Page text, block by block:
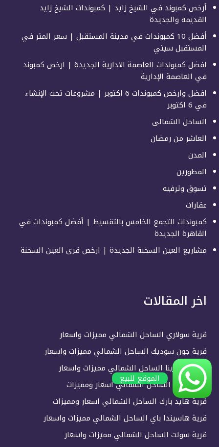
أرخص كمبوند في الشيخ زايد | كمبوندات الشيخ زايد
القديمه والجديدة
أفضل 10 كمبوندات في مدينة المستقبل | سعر المتر في
المستقبل سيتي
افضل كمبوندات العاصمة الادارية الجديدة | ارخص كمبوند
في العاصمة الإدارية
افضل وارخص كمبوندات 6 اكتوبر | مشروعات تحت الإنشاء
في 6 اكتوبر
الساحل الشمالى
العاشر من رمضان
المدن
المطورين
تسوق وترفيه
عقارات
كمبوندات التجمع الخامس بالتقسيط | أفضل كمبوندات في
القاهرة الجديدة
مشاريع العين السخنة الجديدة | ارخص قرى العين السخنة
اخر المقالات
قرية سولاري الساحل الشمالي مميزات واسعار
قرية جون سوديك الساحل الشمالي مميزات واسعار
قرية لاسيرينا الساحل الشمالي مميزات واسعار
قرية دوس الساحل الشمالي اسعار ومميزات
قرية هايد بارك الساحل الشمالي اسعار ومميزات
قرية هاسيندا باي الساحل الشمالي مميزات واسعار
قرية سولت الساحل الشمالي مميزات واسعار
الموقع للبيع